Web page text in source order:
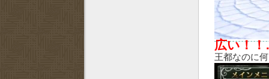
広い！
王都なのに